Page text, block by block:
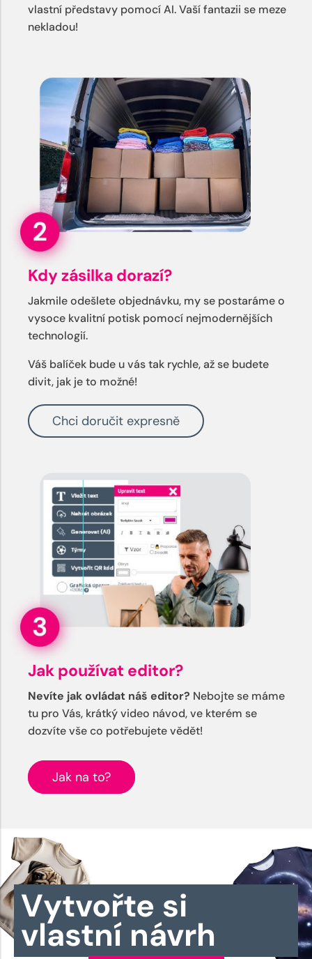
vlastní představy pomocí AI. Vaší fantazii se meze
nekladou!
Kdy zásilka dorazí?
Jakmile odešlete objednávku, my se postaráme o
vysoce kvalitní potisk pomocí nejmodernějších
technologií.
Váš balíček bude u vás tak rychle, až se budete
divit, jak je to možné!
Chci doručit expresně
Jak používat editor?
Nevíte jak ovládat náš editor? Nebojte se máme
tu pro Vás, krátký video návod, ve kterém se
dozvíte vše co potřebujete vědět!
Jak na to?
Vytvořte si
vlastní návrh